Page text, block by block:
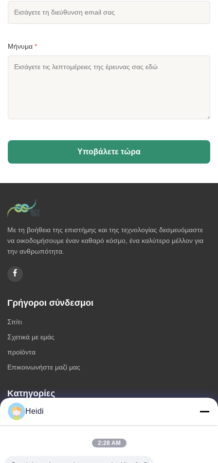
Μήνυμα *
Υποβάλετε τώρα
Με τη βοήθεια της επιστήμης και της τεχνολογίας δεσμευόμαστε
να οικοδομήσουμε έναν καθαρό κόσμο, ένα καλύτερο μέλλον για
την ανθρωπότητα.
Γρήγοροι σύνδεσμοι
Σπίτι
Σχετικά με εμάς
προϊόντα
Επικοινωνήστε μαζί μας
Κατηγορίες
Μη συνεχείς ίνες πολυεστέρα
Πυροσβεστικές ίνες συστατικού πολυεστέρα
Φύλλα πολυεστέρα χαμηλής τήξης
Heidi
2:28 AM